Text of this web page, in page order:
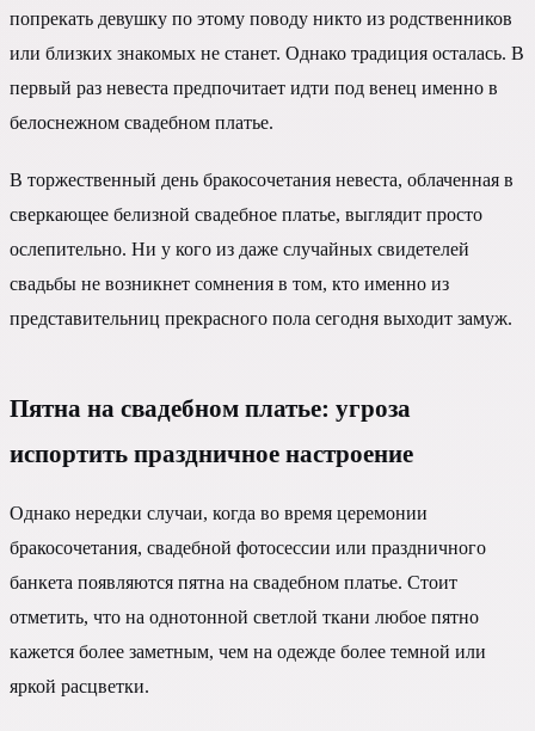
попрекать девушку по этому поводу никто из родственников
или близких знакомых не станет. Однако традиция осталась. В
первый раз невеста предпочитает идти под венец именно в
белоснежном свадебном платье.
В торжественный день бракосочетания невеста, облаченная в
сверкающее белизной свадебное платье, выглядит просто
ослепительно. Ни у кого из даже случайных свидетелей
свадьбы не возникнет сомнения в том, кто именно из
представительниц прекрасного пола сегодня выходит замуж.
Пятна на свадебном платье: угроза
испортить праздничное настроение
Однако нередки случаи, когда во время церемонии
бракосочетания, свадебной фотосессии или праздничного
банкета появляются пятна на свадебном платье. Стоит
отметить, что на однотонной светлой ткани любое пятно
кажется более заметным, чем на одежде более темной или
яркой расцветки.